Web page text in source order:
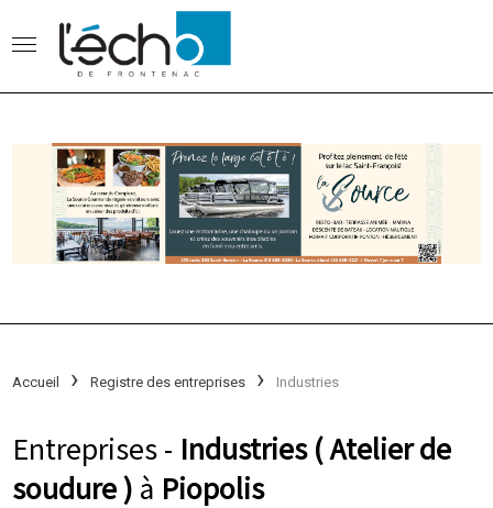
Accueil Registre des entreprises Industries
Entreprises - Industries ( Atelier de
soudure ) à Piopolis